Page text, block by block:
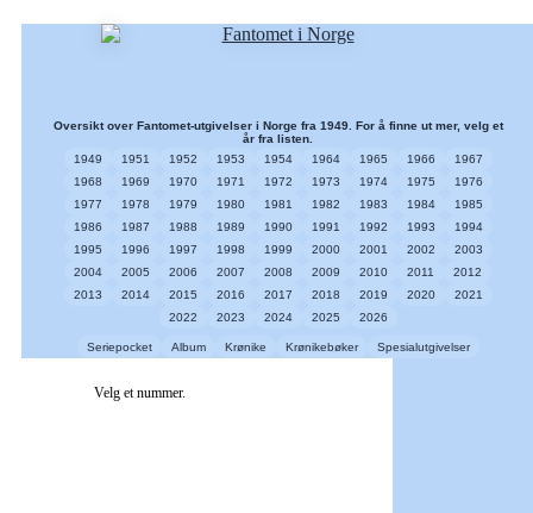
Oversikt over Fantomet-utgivelser i Norge fra 1949. For å finne ut mer, velg et
år fra listen.
1949
1951 1952 1953 1954 1964 1965 1966
1967
1968
1969 1970 1971 1972 1973 1974 1975
1976
1977
1978 1979 1980 1981 1982 1983 1984
1985
1986
1987 1988 1989 1990 1991 1992 1993
1994
1995
1996 1997 1998 1999 2000 2001 2002
2003
2004
2005 2006 2007 2008 2009 2010 2011
2012
2013
2014 2015 2016 2017 2018 2019 2020
2021
2022
2023 2024 2025 2026
Seriepocket Album Krønike Krønikebøker Spesialutgivelser
Velg et nummer.